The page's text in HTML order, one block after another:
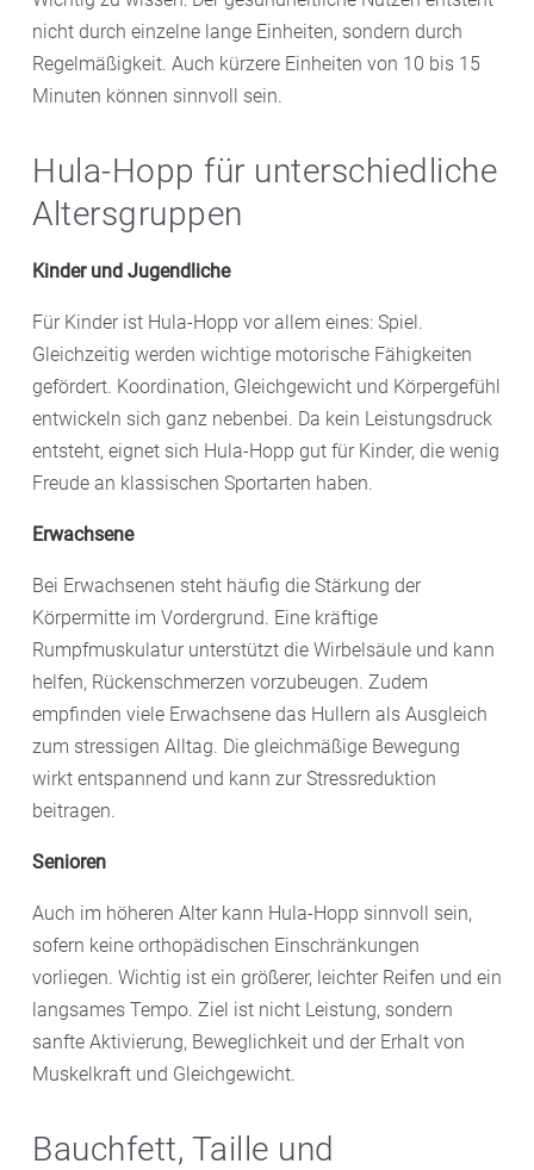
nicht durch einzelne lange Einheiten, sondern durch
Regelmäßigkeit. Auch kürzere Einheiten von 10 bis 15
Minuten können sinnvoll sein.
Hula-Hopp für unterschiedliche
Altersgruppen
Kinder und Jugendliche
Für Kinder ist Hula-Hopp vor allem eines: Spiel.
Gleichzeitig werden wichtige motorische Fähigkeiten
gefördert. Koordination, Gleichgewicht und Körpergefühl
entwickeln sich ganz nebenbei. Da kein Leistungsdruck
entsteht, eignet sich Hula-Hopp gut für Kinder, die wenig
Freude an klassischen Sportarten haben.
Erwachsene
Bei Erwachsenen steht häufig die Stärkung der
Körpermitte im Vordergrund. Eine kräftige
Rumpfmuskulatur unterstützt die Wirbelsäule und kann
helfen, Rückenschmerzen vorzubeugen. Zudem
empfinden viele Erwachsene das Hullern als Ausgleich
zum stressigen Alltag. Die gleichmäßige Bewegung
wirkt entspannend und kann zur Stressreduktion
beitragen.
Senioren
Auch im höheren Alter kann Hula-Hopp sinnvoll sein,
sofern keine orthopädischen Einschränkungen
vorliegen. Wichtig ist ein größerer, leichter Reifen und ein
langsames Tempo. Ziel ist nicht Leistung, sondern
sanfte Aktivierung, Beweglichkeit und der Erhalt von
Muskelkraft und Gleichgewicht.
Bauchfett, Taille und